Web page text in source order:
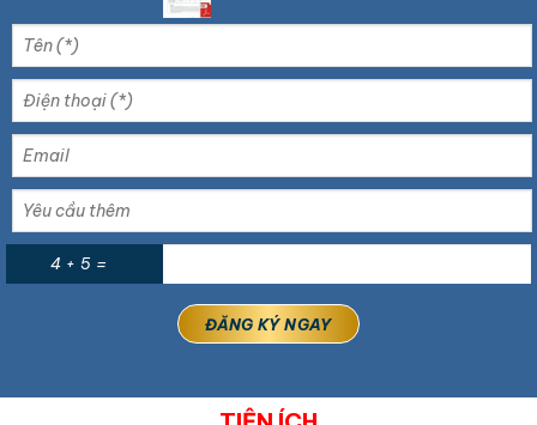
4 + 5 =